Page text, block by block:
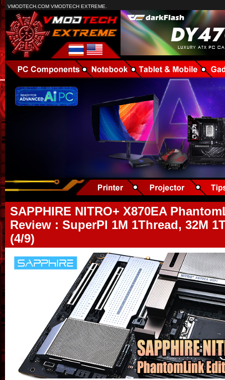
VMODTECH.COM VMODTECH EXTREME.
SAPPHIRE NITRO+ X870EA
Review : SuperPI 1M 1Thread, 32M
(4/9)